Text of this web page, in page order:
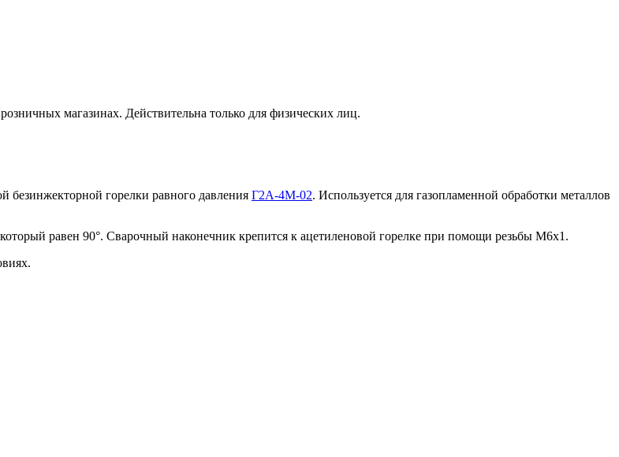
магазинах. Действительна только для физических лиц.
горелки равного давления Г2А-4М-02. Используется для газопламенной обработки металлов
равен 90°. Сварочный наконечник крепится к ацетиленовой горелке при помощи резьбы М6х1.